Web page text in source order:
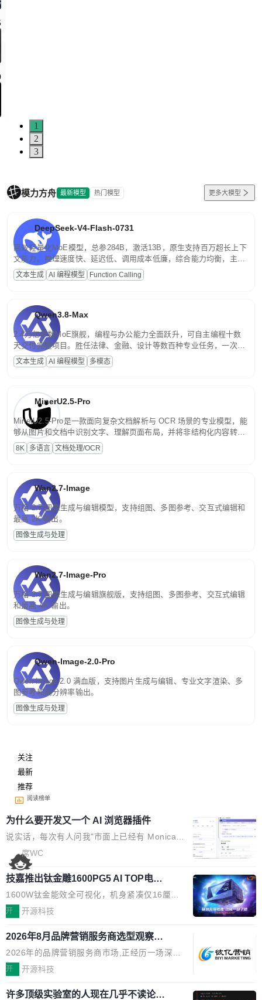
1
2
3
模力方舟 最新模型 热门模型 更多大模型
DeepSeek-V4-Flash-0731
高效轻量化MoE模型，总参284B，激活13B，原生支持百万超长上下
文能力。推理速度快、延迟低、调用成本低廉，综合能力均衡，主打
高并发、轻量化任务，适合日常对话、内容创作、基础 RAG、批量
文案处理等普惠刚需场景。
文本生成 AI 编程模型 Function Calling
Qwen3.8-Max
2.4万亿参数MoE旗舰，编程与办公能力全面跃升，可自主编程十数
天交付完整项目。胜任法律、金融、设计等数百种专业任务，一次对
话端到端交付生产级成果。原生视觉理解贯穿规划、执行与验证全流
程，支持超长文档与长视频的深度语义解析。长程任务中自主规划与
文本生成 AI 编程模型 多模态
MinerU2.5-Pro
MinerU2.5-Pro是一款面向复杂文档解析与 OCR 场景的专业模型，能
够从图片和文档中识别文字、理解页面布局，并将非结构化内容转换
为便于存储、检索和二次处理的结构化结果。
8K 多语言 文档处理/OCR
Wan2.7-Image
万相 2.7 图像生成与编辑模型，支持组图、多图参考、交互式编辑和
最高 2K 输出。
图像生成与处理
Wan2.7-Image-Pro
万相 2.7 图像生成与编辑旗舰版，支持组图、多图参考、交互式编辑
和最高 4K 输出。
图像生成与处理
Qwen-Image-2.0-Pro
Qwen-Image-2.0 满血版，支持图片生成与编辑、专业文字渲染、多
图参考和高分辨率输出。
图像生成与处理
关注
最新
推荐
阅读榜单
为什么要开发又一个 AI 浏览器插件
说实话，每次有人问我"市面上已经有 Monica、
Sider、Copilot for Chrome 这些 AI 浏览器插件
了，你为什么还要再做一个"，我都觉得这个问题
问得好。 因为我自己也是从用户变成开发者的。
现有产品的天花板 我用过不少 AI 浏览器插件。
刚开始觉得都挺好——选中一段文字，弹出解
要。但用久了你会发现，它们本质上都是同一类
东西：一个带网页上下文的聊天框。 它们能读取
页面的文本，然后把文本丢给大模型，再返回一
段回答。仅此而已。 这当然有用，但总觉得差点
意思。比如我在一个后台管理系统里，需要填50
席WC
技嘉推出钛金雕1600PG5 AI TOP电
源：为发烧级主机与本地AI算力打造旗
舰供电方案
1600W钛金能效全可视化，机身紧凑仅16厘米
继2026台北电脑展首度亮相后，技嘉科技近日正
电源专为发烧级DIY主机与本地AI算力平台打
造，整机长度仅16厘米，提供1600W额定功率
与80PLUS钛金能效；支持ATX 3.1与PCIe 5.1
规范，结合服务器级元件、完善供电线材与内置
实时LCD监控屏，可充分满足当下高阶PC主机
开 开源科技
2026年8月品牌营销服务商选型观察：
从流量思维到品牌资产思维的范式转移
2026年的品牌营销服务商市场,正经历一场深刻
的价值重构。全球全案品牌代理机构市场从2025
复合增长率达5.44%,预计2032年将突破120亿美
开 开源科技
许多顶级实验室的人现在几乎不读论文